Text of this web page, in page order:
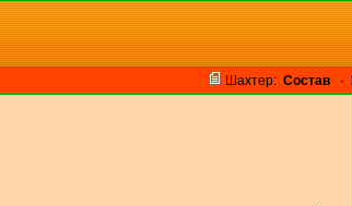
Шахтер: Cостав ·